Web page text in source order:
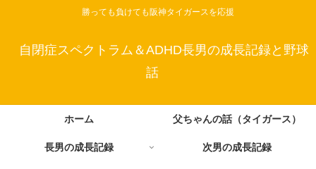
勝っても負けても阪神タイガースを応援
自閉症スペクトラム＆ADHD長男の成長記録と野球
話
ホーム 父ちゃんの話（タイガース）
長男の成長記録 次男の成長記録